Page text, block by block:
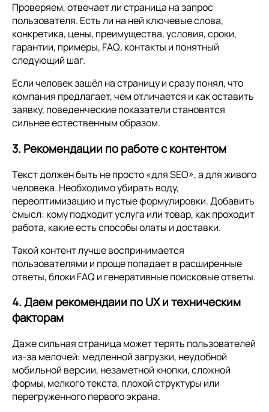
Проверяем, отвечает ли страница на запрос
пользователя. Есть ли на ней ключевые слова,
конкретика, цены, преимущества, условия, сроки,
гарантии, примеры, FAQ, контакты и понятный
следующий шаг.
Если человек зашёл на страницу и сразу понял, что
компания предлагает, чем отличается и как оставить
заявку, поведенческие показатели становятся
сильнее естественным образом.
3. Рекомендации по работе с контентом
Текст должен быть не просто «для SEO», а для живого
человека. Необходимо убирать воду,
переоптимизацию и пустые формулировки. Добавить
смысл: кому подходит услуга или товар, как проходит
работа, какие есть способы олаты и доставки.
Такой контент лучше воспринимается
пользователями и проще попадает в расширенные
ответы, блоки FAQ и генеративные поисковые ответы.
4. Даем рекомендаии по UX и техническим
факторам
Даже сильная страница может терять пользователей
из-за мелочей: медленной загрузки, неудобной
мобильной версии, незаметной кнопки, сложной
формы, мелкого текста, плохой структуры или
перегруженного первого экрана.